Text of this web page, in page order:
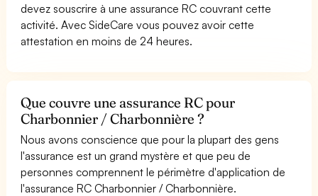
devez souscrire à une assurance RC couvrant cette
activité. Avec SideCare vous pouvez avoir cette
attestation en moins de 24 heures.
Que couvre une assurance RC pour
Charbonnier / Charbonnière ?
Nous avons conscience que pour la plupart des gens
l'assurance est un grand mystère et que peu de
personnes comprennent le périmètre d'application de
l'assurance RC Charbonnier / Charbonnière.